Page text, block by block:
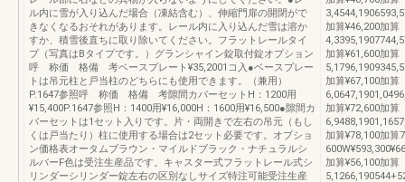
ル内に雪が入り込んだ場合（凍結含む）、伸縮門扉の開閉がで
きなくなるおそれがあります。レール内に入り込んだ雪は溶か
すか、積雪後直ちに取り除いてください。フラットレールタイ
プ（写真はBタイプです。）グランシャイン錠取付錠オプション
呼 称価 格備 考ベースプレート¥35,2001コ入●ベースプレー
トは吊元柱と戸当柱のどちらにも使用できます。（兼用）
P.1647参照呼 称価 格備 考隙間カバーセットH：1200用
¥15,400P.1647参照H：1400用¥16,000H：1600用¥16,500●隙間カ
バーセットは1セット入りです。片・両開きで左右の吊元（もし
くは戸当たり）柱に使用する場合は2セット必要です。オプショ
ン価格表オータムブラウン・マイルドブラック・ナチュラルシ
ルバーF色は受注生産品です。キャスター式フラットレール式シ
リンダーシリンダー錠左右の区別なしサイズ特注可能受注生産
加算¥46,200加算
加算¥61,600加算
加算¥67,100加算
加算¥72,600加算
加算¥78,100加算
加算¥56,100加算